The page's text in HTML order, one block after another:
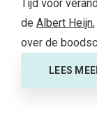
Tijd voor
de Albert Heijn
over de
LEES